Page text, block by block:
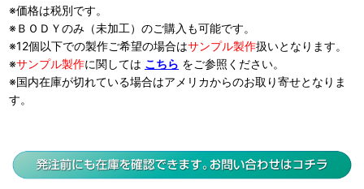
※価格は税別です。
※ＢＯＤＹのみ（未加工）のご購入も可能です。
※12個以下での製作ご希望の場合はサンプル製作扱いとなります。
※サンプル製作に関しては こちら をご参照ください。
※国内在庫が切れている場合はアメリカからのお取り寄せとなりま
す。